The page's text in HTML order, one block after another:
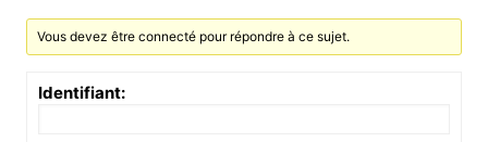
Vous devez être connecté pour répondre à ce sujet.
Identifiant: